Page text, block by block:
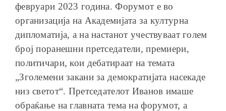
АКТИВНОСТИ
ОБРАЌАЊА
февруари 2023 година. Форумот е во
организација на Академијата за културна
дипломатија, а на настанот учествуваат голем
број поранешни претседатели, премиери,
политичари, кои дебатираат на темата
„Зголемени закани за демократијата насекаде
низ светот“. Претседателот Иванов имаше
обраќање на главната тема на форумот, а